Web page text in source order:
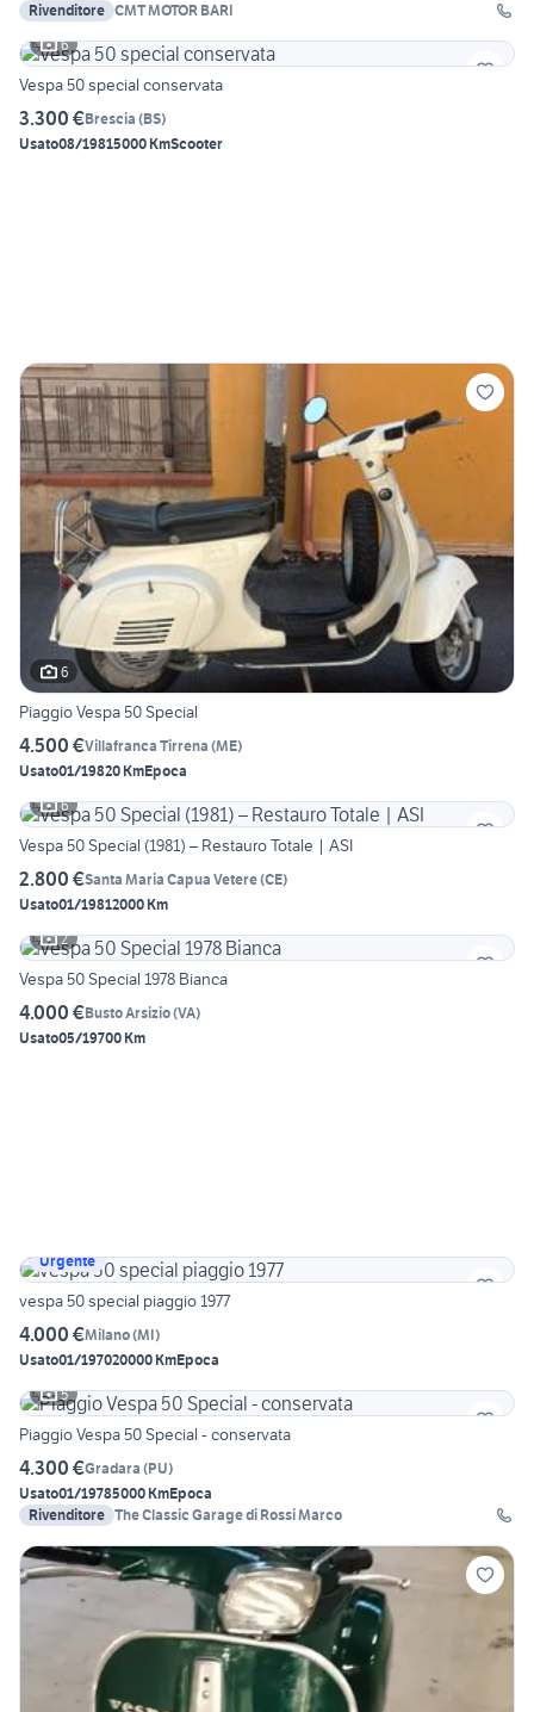
Rivenditore CMT MOTOR BARI
6
Vespa 50 special conservata
3.300 €Brescia (BS)
Usato08/19815000 KmScooter
6
Piaggio Vespa 50 Special
4.500 €Villafranca Tirrena (ME)
Usato01/19820 KmEpoca
6
Vespa 50 Special (1981) – Restauro Totale | ASI
2.800 €Santa Maria Capua Vetere(CE)
Usato01/19812000 Km
2
Vespa 50 Special 1978 Bianca
4.000 €Busto Arsizio(VA)
Usato05/19700 Km
Urgente
vespa 50 special piaggio 1977
4.000 €Milano(MI)
Usato01/197020000 KmEpoca
5
Piaggio Vespa 50 Special - conservata
4.300 €Gradara (PU)
Usato01/19785000 KmEpoca
Rivenditore The Classic Garage di Rossi Marco